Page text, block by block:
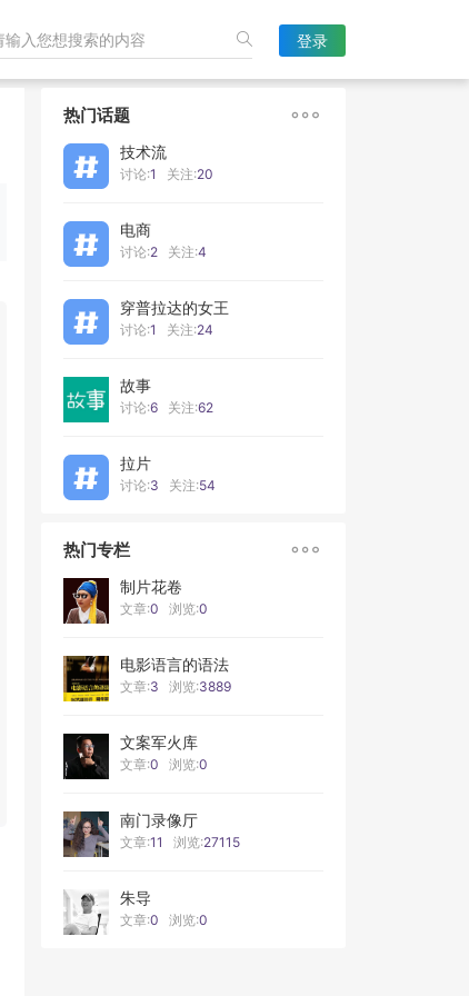
登录
热门话题 
技术流
讨论:1 关注:20
电商
讨论:2 关注:4
穿普拉达的女王
讨论:1 关注:24
故事
讨论:6 关注:62
拉片
讨论:3 关注:54
热门专栏 
制片花卷
文章:0 浏览:0
电影语言的语法
文章:3 浏览:3889
文案军火库
文章:0 浏览:0
南门录像厅
文章:11 浏览:27115
朱导
文章:0 浏览:0